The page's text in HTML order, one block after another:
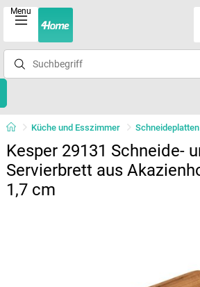
Menu
Küche und Esszimmer
Kesper 29131 Schneide-
Servierbrett aus
1,7 cm